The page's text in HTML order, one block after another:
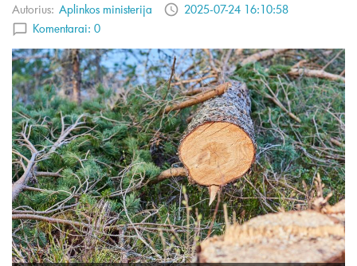
Autorius: Aplinkos ministerija
2025-07-24 16:10:58
Komentarai: 0